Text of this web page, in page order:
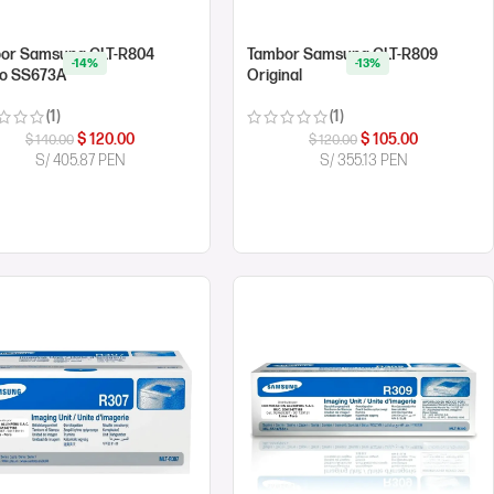
Samsung CLT-R804
SS673A
(1)
$140.00 $120.00
-14%
S/ 405.87 PEN
Tambor Samsung CLT-R809
Original
(1)
$120.00 $105.00
-13%
S/ 355.13 PEN